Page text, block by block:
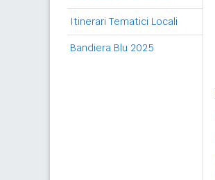
Itinerari Tematici Locali
Bandiera Blu 2025